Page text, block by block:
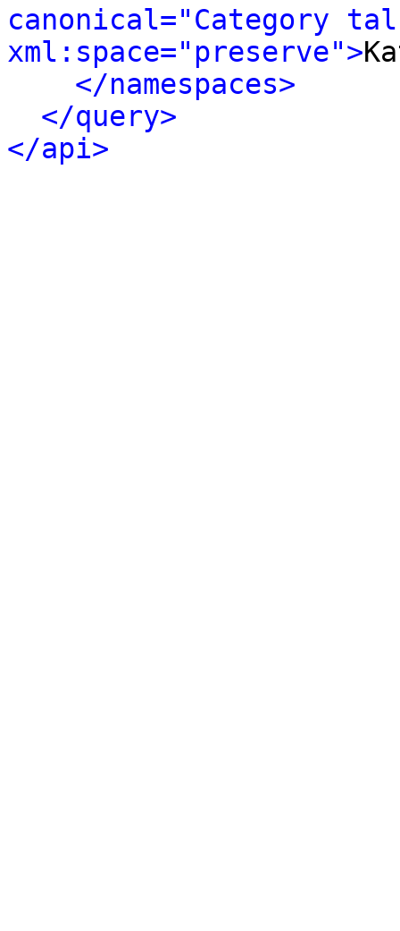
canonical="Category
xml:space="preserve">
</namespaces>
</query>
</api>